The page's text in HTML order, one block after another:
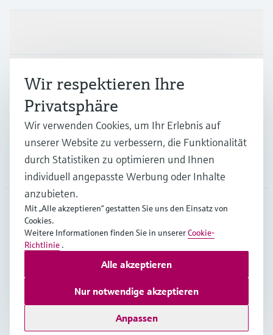
Branchen
Support
Unternehmen
BEL
Copyright © Endress+Hauser Group Services AG
Nutzungsbedingungen
Datenschutz
Wir respektieren Ihre
Privatsphäre
Wir verwenden Cookies, um Ihr Erlebnis auf
unserer Website zu verbessern, die Funktionalität
durch Statistiken zu optimieren und Ihnen
individuell angepasste Werbung oder Inhalte
anzubieten.
Mit „Alle akzeptieren“ gestatten Sie uns den Einsatz von
Cookies.
Weitere Informationen finden Sie in unsererCookie-
Richtlinie .
Anpassen
Nur notwendige akzeptieren
Alle akzeptieren